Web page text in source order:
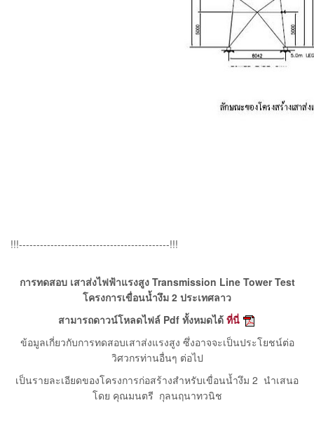
!!!-------------------------------------------!!!
การทดสอบ เสาส่งไฟฟ้าแรงสูง Transmission Line Tower Test
โครงการเขื่อนน้ำงึม 2 ประเทศลาว
สามารถดาวน์โหลดไฟล์ Pdf ทั้งหมดได้ ที่นี่
ข้อมูลเกี่ยวกับการทดสอบเสาส่งแรงสูง ซึ่งอาจจะเป็นประโยชน์ต่อ
วิศวกรท่านอื่นๆ ต่อไป
เป็นรายละเอียดของโครงการก่อสร้างสำหรับเขื่อนน้ำงึม 2 นำเสนอ
โดย คุณมนตรี กุลนฤนาทวนิช